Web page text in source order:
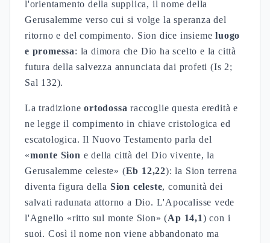
l'orientamento della supplica, il nome della
Gerusalemme verso cui si volge la speranza del
ritorno e del compimento. Sion dice insiemeluogo
e promessa: la dimora che Dio ha scelto e la città
futura della salvezza annunciata dai profeti (Is 2;
Sal 132).
La tradizioneortodossa raccoglie questa eredità e
ne legge il compimento in chiave cristologica ed
escatologica. Il Nuovo Testamento parla del
«monte Sion e della città del Dio vivente, la
Gerusalemme celeste» (Eb 12,22): la Sion terrena
diventa figura della Sion celeste, comunità dei
salvati radunata attorno a Dio. L'Apocalisse vede
l'Agnello «ritto sul monte Sion» (Ap 14,1) con i
suoi. Così il nome non viene abbandonato ma